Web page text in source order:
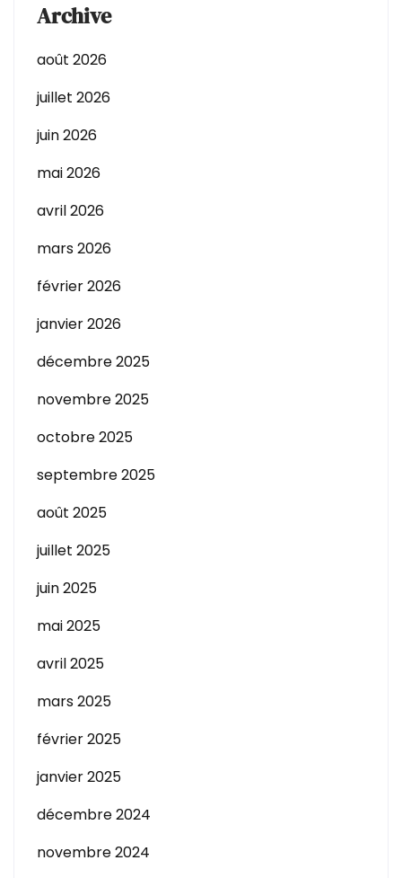
Archive
août 2026
juillet 2026
juin 2026
mai 2026
avril 2026
mars 2026
février 2026
janvier 2026
décembre 2025
novembre 2025
octobre 2025
septembre 2025
août 2025
juillet 2025
juin 2025
mai 2025
avril 2025
mars 2025
février 2025
janvier 2025
décembre 2024
novembre 2024